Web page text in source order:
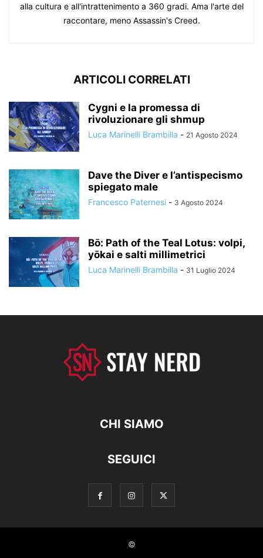
alla cultura e all'intrattenimento a 360 gradi. Ama l'arte del
raccontare, meno Assassin's Creed.
ARTICOLI CORRELATI
Cygni e la promessa di
rivoluzionare gli shmup
Luca Marinelli Brambilla - 21 Agosto 2024
Dave the Diver e l’antispecismo
spiegato male
Francesco Paternesi - 3 Agosto 2024
Bō: Path of the Teal Lotus: volpi,
yōkai e salti millimetrici
Luca Marinelli Brambilla - 31 Luglio 2024
CHI SIAMO
SEGUICI
©